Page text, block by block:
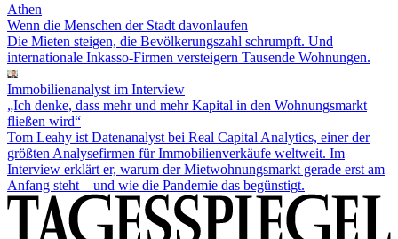
Athen
Wenn die Menschen der Stadt davonlaufen
Die Mieten steigen, die Bevölkerungszahl schrumpft. Und
internationale Inkasso-Firmen versteigern Tausende Wohnungen.
Immobilienanalyst im Interview
„Ich denke, dass mehr und mehr Kapital in den Wohnungsmarkt
fließen wird“
Tom Leahy ist Datenanalyst bei Real Capital Analytics, einer der
größten Analysefirmen für Immobilienverkäufe weltweit. Im
Interview erklärt er, warum der Mietwohnungsmarkt gerade erst am
Anfang steht – und wie die Pandemie das begünstigt.